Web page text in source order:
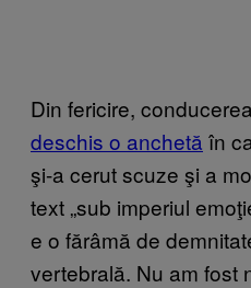
Din fericire,
deschis o anchetă în
şi-a cerut scuze şi a
text „sub imperiul
e o fărâmă de
vertebrală. Nu am fost